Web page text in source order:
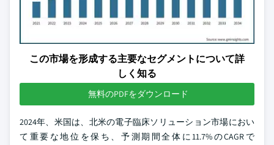
この市場を形成する主要なセグメントについて詳
しく知る
無料のPDFをダウンロード
2024年、米国は、北米の電子臨床ソリューション市場におい
て重要な地位を保ち、予測期間全体に11.7%のCAGRで